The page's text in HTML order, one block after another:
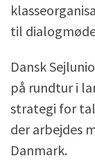
til
Dansk
på rundtur i
strategi for
der arbejdes
Danmark.